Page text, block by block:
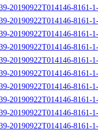
20190922T014146-8161-
20190922T014146-8161-
20190922T014146-8161-
20190922T014146-8161-
20190922T014146-8161-
20190922T014146-8161-
20190922T014146-8161-
20190922T014146-8161-
20190922T014146-8161-
20190922T014146-8161-